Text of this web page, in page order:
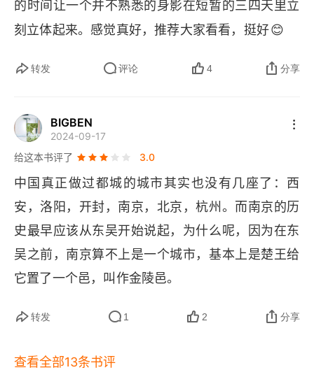
第六章 旧时燕子傍谁飞
03 《景定建康志》
第七章 应天府
01 谁才是真正的吴王
02 南京的城垣
03 永乐大帝
04 迁都
更有味道了
的时间让一个并不熟悉的身影在短暂的三四天里立
刻立体起来。感觉真好，推荐大家看看，挺好😊
转发 评论 4 分享
BIGBEN
2024-09-17
给这本书评了
3.0
中国真正做过都城的城市其实也没有几座了：西
安，洛阳，开封，南京，北京，杭州。而南京的历
史最早应该从东吴开始说起，为什么呢，因为在东
吴之前，南京算不上是一个城市，基本上是楚王给
它置了一个邑，叫作金陵邑。
转发 1 2 分享
查看全部13条书评